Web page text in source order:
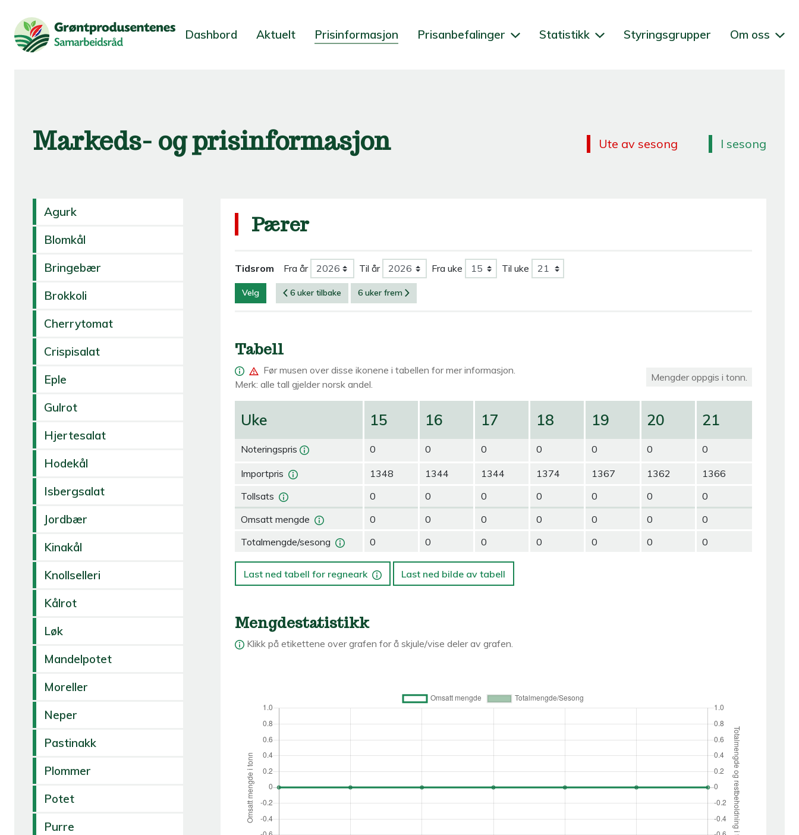
Dashbord Aktuelt Prisinformasjon Prisanbefalinger Statistikk Styringsgrupper Om oss
Markeds- og prisinformasjon Ute av sesong I sesong
Agurk
Blomkål
Bringebær
Brokkoli
Cherrytomat
Crispisalat
Eple
Gulrot
Hjertesalat
Hodekål
Isbergsalat
Jordbær
Kinakål
Knollselleri
Kålrot
Løk
Mandelpotet
Moreller
Neper
Pastinakk
Plommer
Potet
Purre
Pærer
Tidsrom Fra år Til år Fra uke Til uke
Velg 6 uker tilbake 6 uker frem
Tabell
Før musen over disse ikonene i tabellen for mer informasjon.
Merk: alle tall gjelder norsk andel.
Mengder oppgis i tonn.
Uke
Noteringspris
Importpris
Tollsats
Omsatt mengde
Totalmengde/sesong
15
0
1348
0
0
0
16
0
1344
0
0
0
17
0
1344
0
0
0
18
0
1374
0
0
0
19
0
1367
0
0
0
20
0
1362
0
0
0
21
0
1366
0
0
0
Last ned tabell for regneark Last ned bilde av tabell
Mengdestatistikk
Klikk på etikettene over grafen for å skjule/vise deler av grafen.